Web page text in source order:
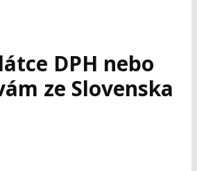
DPH nebo
ze Slovenska